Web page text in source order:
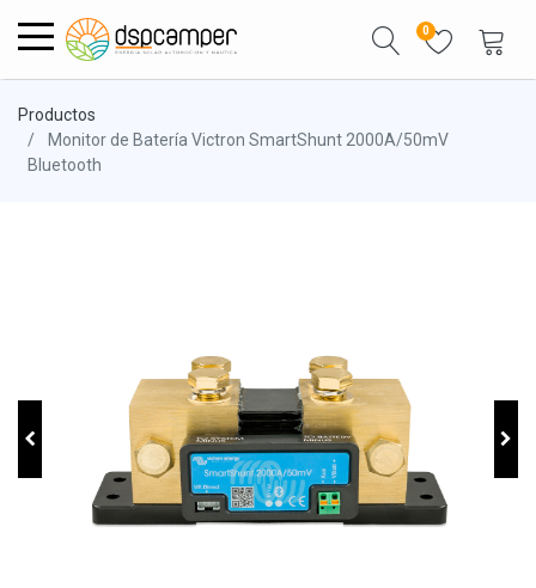
0
Productos
Monitor de Batería Victron SmartShunt 2000A/50mV
Bluetooth